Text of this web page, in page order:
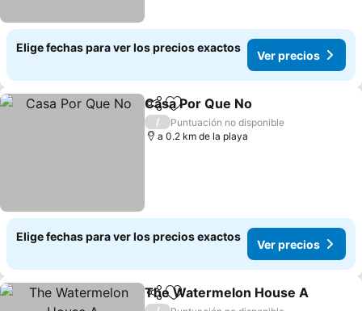
Elige fechas para ver los precios exactos
Ver precios
CompartirAgregar a favoritos
Casa Por Que No
/
Puntuación no disponible
a 0.2 km de la playa
Elige fechas para ver los precios exactos
Ver precios
Compartir
Agregar a favoritos
The Watermelon House A